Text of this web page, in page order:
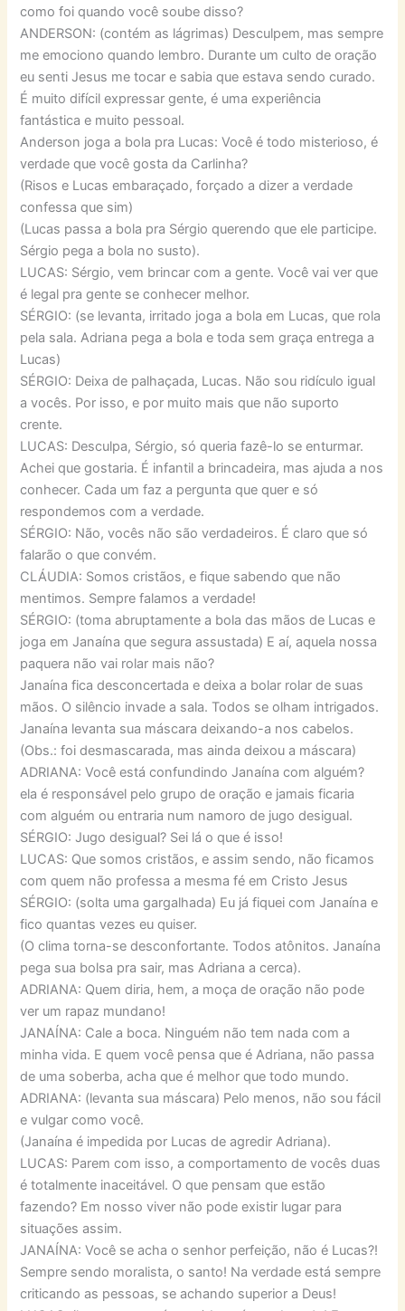
como foi quando você soube disso?
ANDERSON: (contém as lágrimas) Desculpem, mas sempre
me emociono quando lembro. Durante um culto de oração
eu senti Jesus me tocar e sabia que estava sendo curado.
É muito difícil expressar gente, é uma experiência
fantástica e muito pessoal.
Anderson joga a bola pra Lucas: Você é todo misterioso, é
verdade que você gosta da Carlinha?
(Risos e Lucas embaraçado, forçado a dizer a verdade
confessa que sim)
(Lucas passa a bola pra Sérgio querendo que ele participe.
Sérgio pega a bola no susto).
LUCAS: Sérgio, vem brincar com a gente. Você vai ver que
é legal pra gente se conhecer melhor.
SÉRGIO: (se levanta, irritado joga a bola em Lucas, que rola
pela sala. Adriana pega a bola e toda sem graça entrega a
Lucas)
SÉRGIO: Deixa de palhaçada, Lucas. Não sou ridículo igual
a vocês. Por isso, e por muito mais que não suporto
crente.
LUCAS: Desculpa, Sérgio, só queria fazê-lo se enturmar.
Achei que gostaria. É infantil a brincadeira, mas ajuda a nos
conhecer. Cada um faz a pergunta que quer e só
respondemos com a verdade.
SÉRGIO: Não, vocês não são verdadeiros. É claro que só
falarão o que convém.
CLÁUDIA: Somos cristãos, e fique sabendo que não
mentimos. Sempre falamos a verdade!
SÉRGIO: (toma abruptamente a bola das mãos de Lucas e
joga em Janaína que segura assustada) E aí, aquela nossa
paquera não vai rolar mais não?
Janaína fica desconcertada e deixa a bolar rolar de suas
mãos. O silêncio invade a sala. Todos se olham intrigados.
Janaína levanta sua máscara deixando-a nos cabelos.
(Obs.: foi desmascarada, mas ainda deixou a máscara)
ADRIANA: Você está confundindo Janaína com alguém?
ela é responsável pelo grupo de oração e jamais ficaria
com alguém ou entraria num namoro de jugo desigual.
SÉRGIO: Jugo desigual? Sei lá o que é isso!
LUCAS: Que somos cristãos, e assim sendo, não ficamos
com quem não professa a mesma fé em Cristo Jesus
SÉRGIO: (solta uma gargalhada) Eu já fiquei com Janaína e
fico quantas vezes eu quiser.
(O clima torna-se desconfortante. Todos atônitos. Janaína
pega sua bolsa pra sair, mas Adriana a cerca).
ADRIANA: Quem diria, hem, a moça de oração não pode
ver um rapaz mundano!
JANAÍNA: Cale a boca. Ninguém não tem nada com a
minha vida. E quem você pensa que é Adriana, não passa
de uma soberba, acha que é melhor que todo mundo.
ADRIANA: (levanta sua máscara) Pelo menos, não sou fácil
e vulgar como você.
(Janaína é impedida por Lucas de agredir Adriana).
LUCAS: Parem com isso, a comportamento de vocês duas
é totalmente inaceitável. O que pensam que estão
fazendo? Em nosso viver não pode existir lugar para
situações assim.
JANAÍNA: Você se acha o senhor perfeição, não é Lucas?!
Sempre sendo moralista, o santo! Na verdade está sempre
criticando as pessoas, se achando superior a Deus!